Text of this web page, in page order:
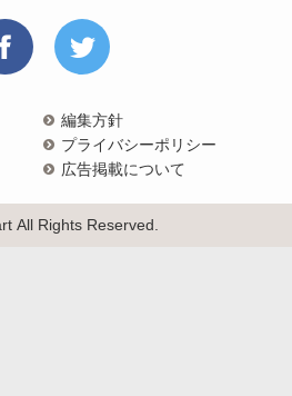
編集方針
プライバシーポリシー
広告掲載について
All Rights Reserved.